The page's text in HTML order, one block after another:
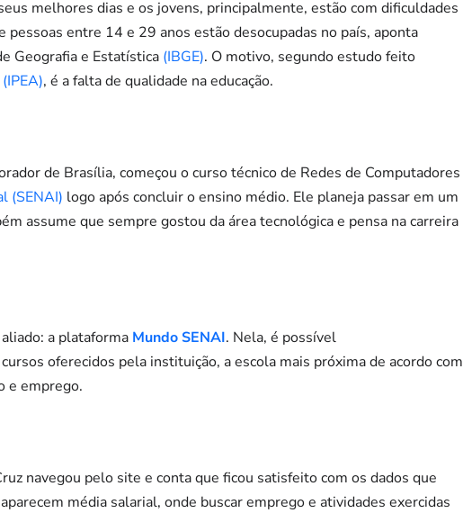
melhores dias e os jovens, principalmente, estão com dificuldades
entre 14 e 29 anos estão desocupadas no país, aponta
Geografia e Estatística (IBGE). O motivo, segundo estudo feito
(IPEA), é a falta de qualidade na educação.
de Brasília, começou o curso técnico de Redes de Computadores
(SENAI) logo após concluir o ensino médio. Ele planeja passar em um
assume que sempre gostou da área tecnológica e pensa na carreira
a plataforma Mundo SENAI. Nela, é possível
oferecidos pela instituição, a escola mais próxima de acordo com
e emprego.
navegou pelo site e conta que ficou satisfeito com os dados que
média salarial, onde buscar emprego e atividades exercidas